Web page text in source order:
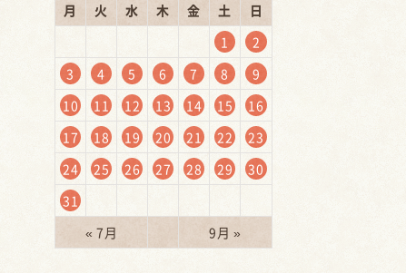
月
火 水 木 金 土
日
1
2
3
4 5 6 7 8
9
10
11 12 13 14 15
16
17
18 19 20 21 22
23
24
25 26 27 28 29
30
31
« 7月
9月 »